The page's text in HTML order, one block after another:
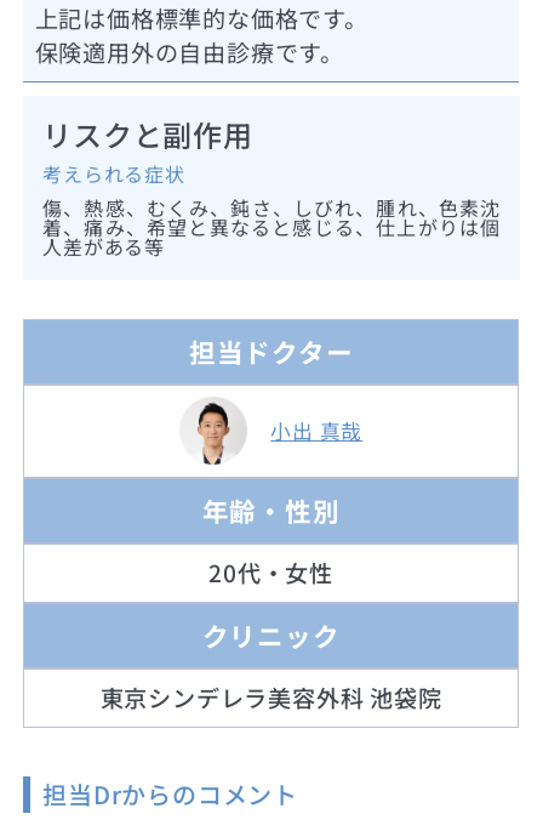
上記は価格標準的な価格です。
保険適用外の自由診療です。
リスクと副作用
考えられる症状
傷、熱感、むくみ、鈍さ、しびれ、腫れ、色素沈
着、痛み、希望と異なると感じる、仕上がりは個
人差がある等
担当ドクター
小出 真哉
年齢・性別
20代・女性
クリニック
東京シンデレラ美容外科 池袋院
担当Drからのコメント